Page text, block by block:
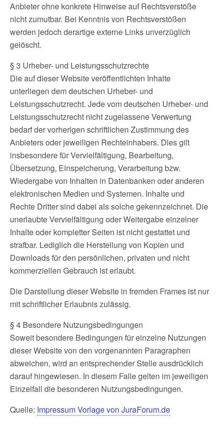
Anbieter ohne konkrete Hinweise auf Rechtsverstöße
nicht zumutbar. Bei Kenntnis von Rechtsverstößen
werden jedoch derartige externe Links unverzüglich
gelöscht.
§ 3 Urheber- und Leistungsschutzrechte
Die auf dieser Website veröffentlichten Inhalte
unterliegen dem deutschen Urheber- und
Leistungsschutzrecht. Jede vom deutschen Urheber- und
Leistungsschutzrecht nicht zugelassene Verwertung
bedarf der vorherigen schriftlichen Zustimmung des
Anbieters oder jeweiligen Rechteinhabers. Dies gilt
insbesondere für Vervielfältigung, Bearbeitung,
Übersetzung, Einspeicherung, Verarbeitung bzw.
Wiedergabe von Inhalten in Datenbanken oder anderen
elektronischen Medien und Systemen. Inhalte und
Rechte Dritter sind dabei als solche gekennzeichnet. Die
unerlaubte Vervielfältigung oder Weitergabe einzelner
Inhalte oder kompletter Seiten ist nicht gestattet und
strafbar. Lediglich die Herstellung von Kopien und
Downloads für den persönlichen, privaten und nicht
kommerziellen Gebrauch ist erlaubt.
Die Darstellung dieser Website in fremden Frames ist nur
mit schriftlicher Erlaubnis zulässig.
§ 4 Besondere Nutzungsbedingungen
Soweit besondere Bedingungen für einzelne Nutzungen
dieser Website von den vorgenannten Paragraphen
abweichen, wird an entsprechender Stelle ausdrücklich
darauf hingewiesen. In diesem Falle gelten im jeweiligen
Einzelfall die besonderen Nutzungsbedingungen.
Quelle: Impressum Vorlage von JuraForum.de